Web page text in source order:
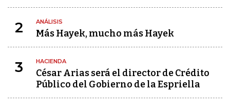
2 ANÁLISIS
Más Hayek, mucho más Hayek
3 HACIENDA
César Arias será el director de Crédito
Público del Gobierno de la Espriella